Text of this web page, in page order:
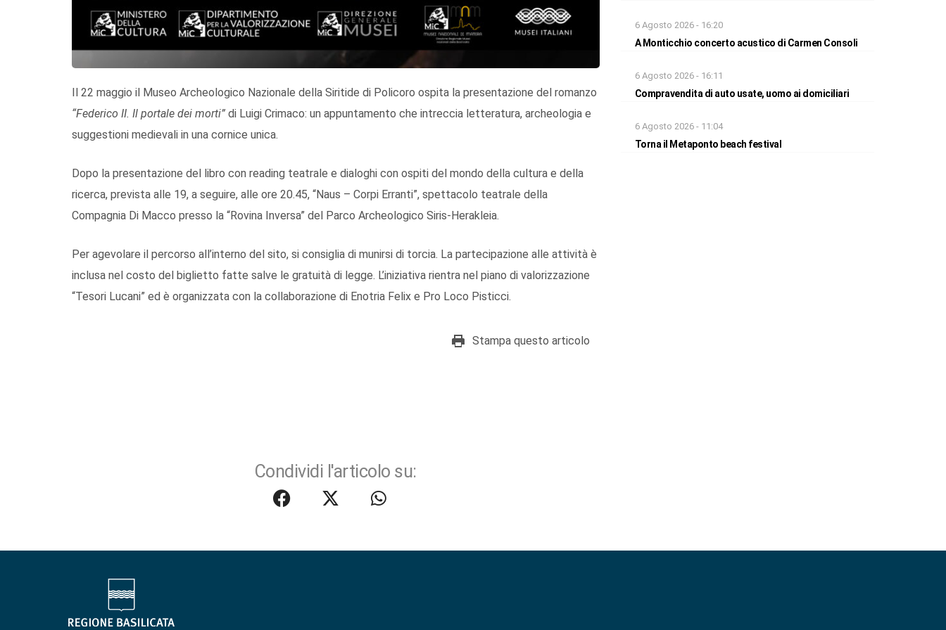
Il 22 maggio il Museo Archeologico Nazionale della Siritide di Policoro ospita la presentazione del romanzo
“Federico II. Il portale dei morti” di Luigi Crimaco: un appuntamento che intreccia letteratura, archeologia e
suggestioni medievali in una cornice unica.
Dopo la presentazione del libro con reading teatrale e dialoghi con ospiti del mondo della cultura e della
ricerca, prevista alle 19, a seguire, alle ore 20.45, “Naus – Corpi Erranti”, spettacolo teatrale della
Compagnia Di Macco presso la “Rovina Inversa” del Parco Archeologico Siris-Herakleia.
Per agevolare il percorso all’interno del sito, si consiglia di munirsi di torcia. La partecipazione alle attività è
inclusa nel costo del biglietto fatte salve le gratuità di legge. L’iniziativa rientra nel piano di valorizzazione
“Tesori Lucani” ed è organizzata con la collaborazione di Enotria Felix e Pro Loco Pisticci.
Stampa questo articolo
Condividi l'articolo su:
6 Agosto 2026 - 16:20
A Monticchio concerto acustico di Carmen Consoli
6 Agosto 2026 - 16:11
Compravendita di auto usate, uomo ai domiciliari
6 Agosto 2026 - 11:04
Torna il Metaponto beach festival